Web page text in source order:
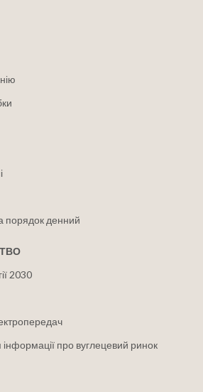
порядок денний
2030
інформації про вуглецевий ринок